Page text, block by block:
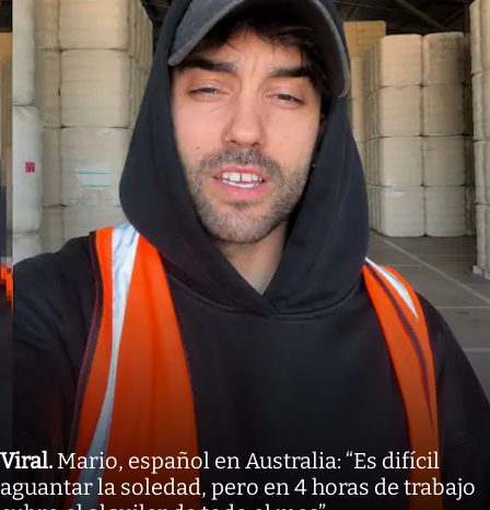
Viral. Mario, español en Australia: “Es difícil
aguantar la soledad, pero en 4 horas de trabajo